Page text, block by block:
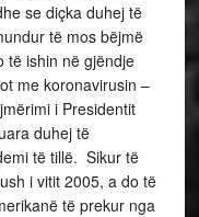
se diçka duhej të
të mos bëjmë
të ishin në gjëndje
me koronavirusin –
i Presidentit
duhej të
të tillë. Sikur të
i vitit 2005, a do të
të prekur nga